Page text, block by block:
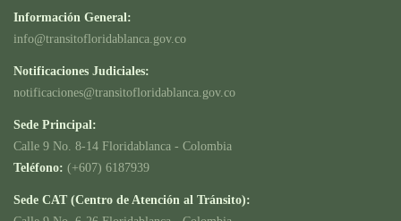
Información General:
info@transitofloridablanca.gov.co
Notificaciones Judiciales:
notificaciones@transitofloridablanca.gov.co
Sede Principal:
Calle 9 No. 8-14 Floridablanca - Colombia
Teléfono: (+607) 6187939
Sede CAT (Centro de Atención al Tránsito):